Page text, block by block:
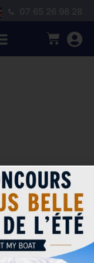
07 65 26 98 28